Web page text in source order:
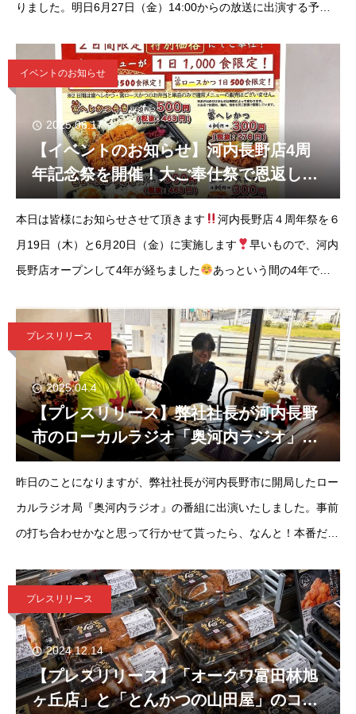
りました。明日6月27日（金）14:00からの放送に出演する予定
に楽しみにしてるよ
イベントのお知らせ
2025.06.17
【イベントのお知らせ】河内長野店4周
年記念祭を開催！大ご奉仕祭で恩返しさ
せていただきます。
本日は皆様にお知らせさせて頂きます
河内長野店４周年祭を６
月19日（木）と6月20日（金）に実施します
早いもので、河内
長野店オープンして4年が経ちました
あっという間の4年で、
な皆
プレスリリース
2025.04.4
【プレスリリース】弊社社長が河内長野
市のローカルラジオ「奥河内ラジオ」に
出演して来ました。
昨日のことになりますが、弊社社長が河内長野市に開局したロー
カルラジオ局『奥河内ラジオ』の番組に出演いたしました。事前
の打ち合わせかなと思って行かせて貰ったら、なんと！本番だっ
リジナルブランド「とんかつの
プレスリリース
2024.12.14
【プレスリリース】「オークワ富田林旭
ヶ丘店」と「とんかつの山田屋」のコラ